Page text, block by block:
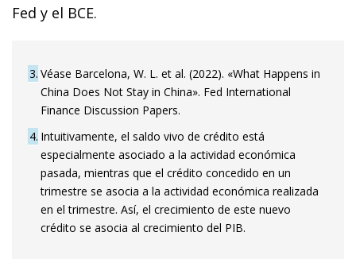
Fed y el BCE.
3 Véase Barcelona, W. L. et al. (2022). «What Happens in
China Does Not Stay in China». Fed International
Finance Discussion Papers.
4 Intuitivamente, el saldo vivo de crédito está
especialmente asociado a la actividad económica
pasada, mientras que el crédito concedido en un
trimestre se asocia a la actividad económica realizada
en el trimestre. Así, el crecimiento de este nuevo
crédito se asocia al crecimiento del PIB.